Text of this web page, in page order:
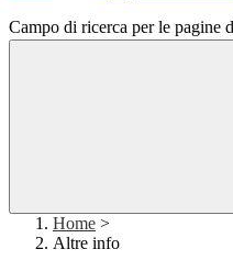
Campo di ricerca per le pagine
Home >
Altre info